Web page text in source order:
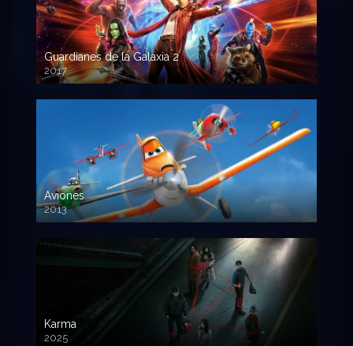
Guardianes de la Galaxia 2
2017
720p HD
Aviones
2013
720 HD
Karma
2025